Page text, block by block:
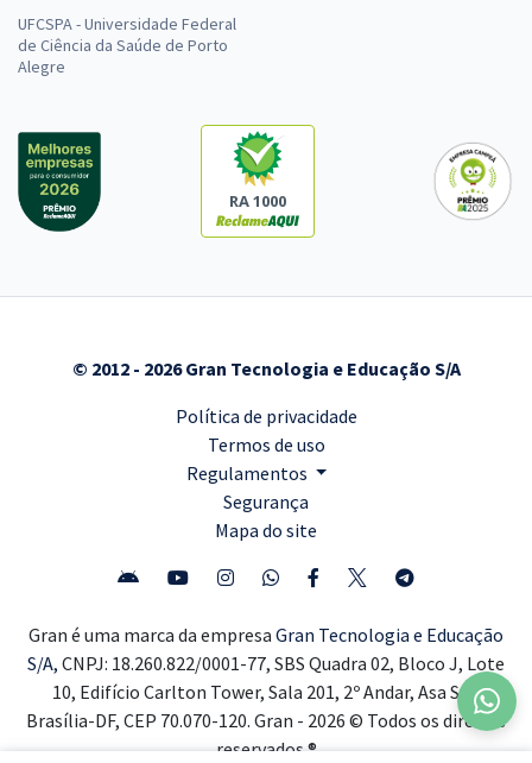
UFCSPA - Universidade Federal
de Ciência da Saúde de Porto
Alegre
RA 1000
© 2012 - 2026 Gran Tecnologia e Educação S/A
Política de privacidade
Termos de uso
Regulamentos
Segurança
Mapa do site
Gran é uma marca da empresa Gran Tecnologia e Educação
S/A, CNPJ: 18.260.822/0001-77, SBS Quadra 02, Bloco J, Lote
10, Edifício Carlton Tower, Sala 201, 2º Andar, Asa Sul,
Brasília-DF, CEP 70.070-120. Gran - 2026 © Todos os direitos
reservados ®